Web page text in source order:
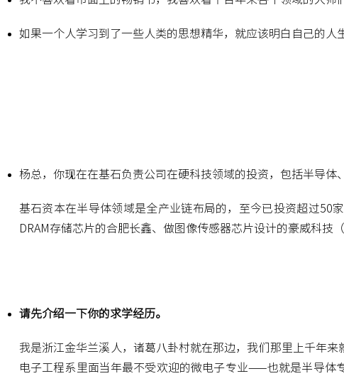
如果一个人学习到了一些人类的思想精华，就应该明白自己的人
杨总，你现在在基石负责公司在硬科技领域的投资，包括半导
基石资本在半导体领域是全产业链布局的，至今已投资超过50
DRAM存储芯片的合肥长鑫、做图像传感器芯片设计的豪威科技
请先介绍一下你的求学经历。
我是浙江金华兰溪人，诸葛八卦村就在那边，我们那里上千年
电子工程系里面当年最不受欢迎的微电子专业——也就是半导体